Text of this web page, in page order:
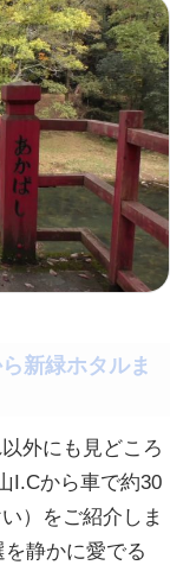
新緑ホタルま
外にも見どころ
I.Cから車で約30
）をご紹介しま
静かに愛でる